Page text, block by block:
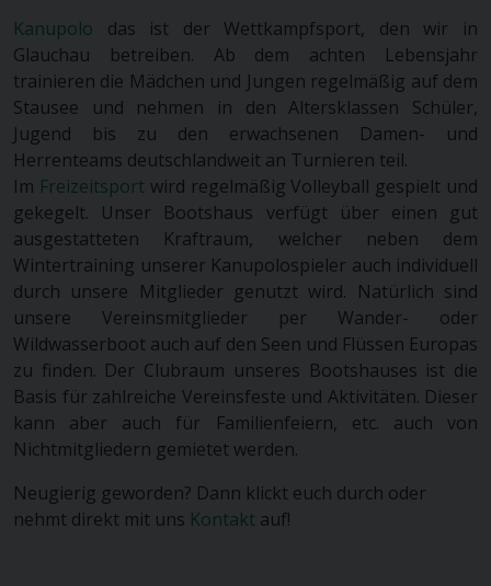
Kanupolo das ist der Wettkampfsport, den wir in
Glauchau betreiben. Ab dem achten Lebensjahr
trainieren die Mädchen und Jungen regelmäßig auf dem
Stausee und nehmen in den Altersklassen Schüler,
Jugend bis zu den erwachsenen Damen- und
Herrenteams deutschlandweit an Turnieren teil.
Im Freizeitsportwird regelmäßig Volleyball gespielt und
gekegelt. Unser Bootshaus verfügt über einen gut
ausgestatteten Kraftraum, welcher neben dem
Wintertraining unserer Kanupolospieler auch individuell
durch unsere Mitglieder genutzt wird. Natürlich sind
unsere Vereinsmitglieder per Wander- oder
Wildwasserboot auch auf den Seen und Flüssen Europas
zu finden. Der Clubraum unseres Bootshauses ist die
Basis für zahlreiche Vereinsfeste und Aktivitäten. Dieser
kann aber auch für Familienfeiern, etc. auch von
Nichtmitgliedern gemietet werden.
Neugierig geworden? Dann klickt euch durch oder
nehmt direkt mit uns Kontakt auf!